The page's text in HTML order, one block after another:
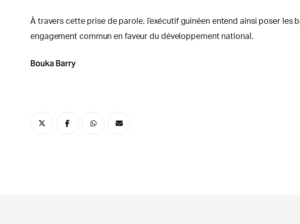
À travers cette prise de parole, l’exécutif guinéen entend ainsi poser
engagement commun en faveur du développement national.
Bouka Barry